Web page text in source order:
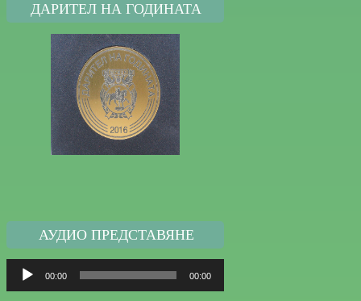
ДАРИТЕЛ НА ГОДИНАТА
АУДИО ПРЕДСТАВЯНЕ
Audio
Player
00:00 00:00